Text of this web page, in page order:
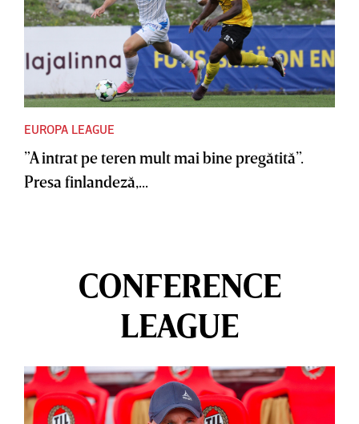
EUROPA LEAGUE
”A intrat pe teren mult mai bine pregătită”.
Presa finlandeză,...
CONFERENCE
LEAGUE